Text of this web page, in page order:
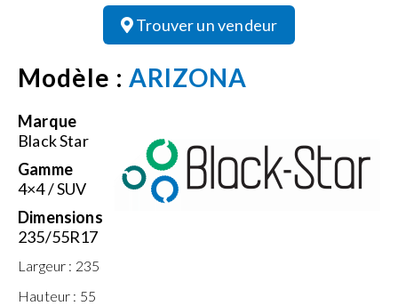
Trouver un vendeur
Modèle : ARIZONA
Marque
Black Star
Gamme
4×4 / SUV
Dimensions
235/55R17
Largeur : 235
Hauteur : 55